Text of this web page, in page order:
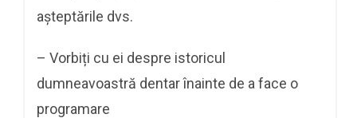
așteptările dvs.
– Vorbiți cu ei despre istoricul
dumneavoastră dentar înainte de a face o
programare